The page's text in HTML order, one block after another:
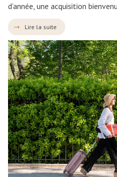
d’année, une acquisition
Lire la suite